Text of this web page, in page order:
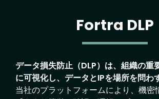
Fortra DLP
データ損失防止（DLP）は、組織の重
に可視化し、データとIPを場所を問わ
当社のプラットフォームにより、機密